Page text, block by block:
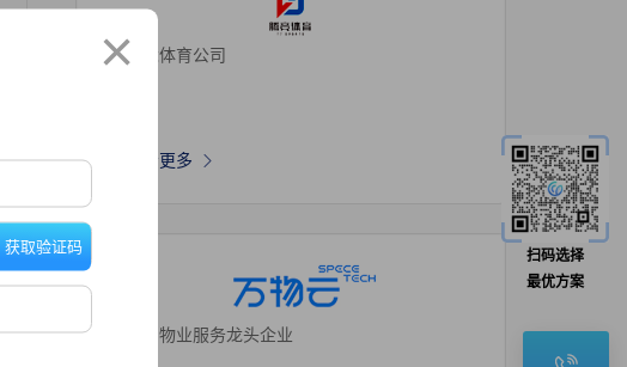
电竞体育公司
查看更多
国内物业服务龙头企业
×
扫码选择
最优方案